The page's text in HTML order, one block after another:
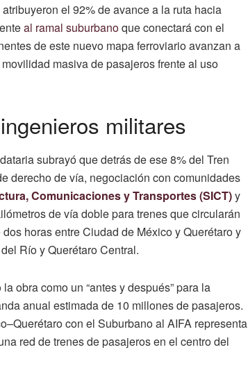
el 92% de avance a la ruta hacia
al ramal suburbanoque conectará con el
de este nuevo mapa ferroviario avanzan a
masiva de pasajeros frente al uso
militares
subrayó que detrás de ese 8% del Tren
derecho de vía, negociación con comunidades
Comunicaciones y Transportes (SICT)y
de vía doble para trenes que circularán
horas entre Ciudad de México y Querétaro y
Río y Querétaro Central.
obra como un “antes y después” para la
anual estimada de 10 millones de pasajeros.
con el Suburbano al AIFA representa
red de trenes de pasajeros en el centro del